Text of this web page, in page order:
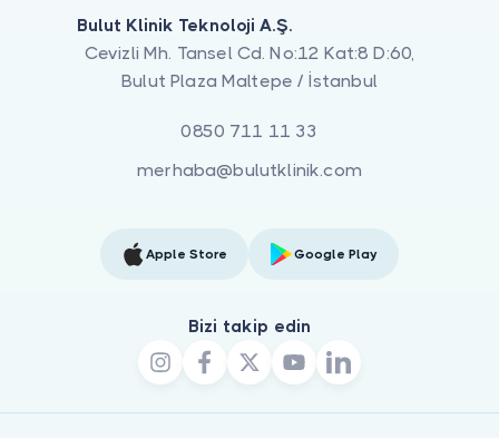
Bulut Klinik Teknoloji A.Ş.
Cevizli Mh. Tansel Cd. No:12 Kat:8 D:60,
Bulut Plaza Maltepe / İstanbul
0850 711 11 33
merhaba@bulutklinik.com
Apple Store Google Play
Bizi takip edin